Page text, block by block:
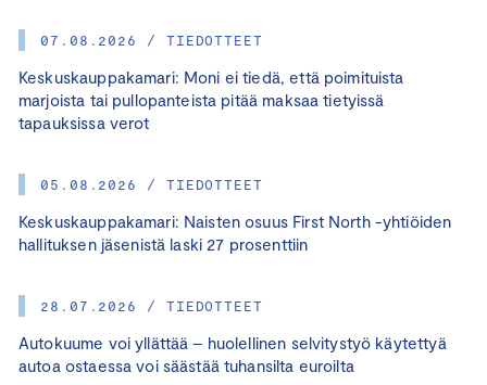
07.08.2026 / TIEDOTTEET
Keskuskauppakamari: Moni ei tiedä, että poimituista
marjoista tai pullopanteista pitää maksaa tietyissä
tapauksissa verot
05.08.2026 / TIEDOTTEET
Keskuskauppakamari: Naisten osuus First North -yhtiöiden
hallituksen jäsenistä laski 27 prosenttiin
28.07.2026 / TIEDOTTEET
Autokuume voi yllättää – huolellinen selvitystyö käytettyä
autoa ostaessa voi säästää tuhansilta euroilta